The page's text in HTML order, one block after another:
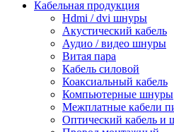
Кабельная продукция
Hdmi / dvi шнуры
Акустический кабель
Аудио / видео шнуры
Витая пара
Кабель силовой
Коаксиальный кабель
Компьютерные шнуры
Межплатные кабели
Оптический кабель и